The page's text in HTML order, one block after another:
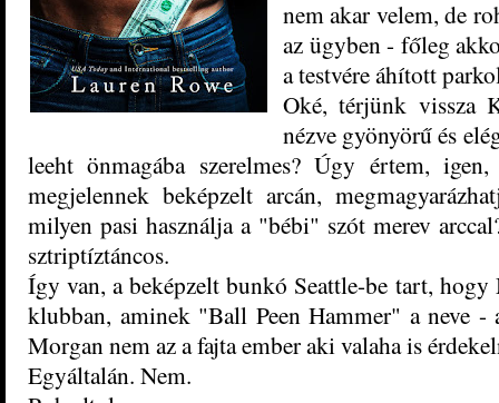
nem akar velem, de
az ügyben - főleg
a testvére áhított
Oké, térjünk vissza
nézve gyönyörű és
leeht önmagába szerelmes? Úgy értem,
megjelennek beképzelt arcán,
milyen pasi használja a "bébi" szót merev
sztriptíztáncos.
Így van, a beképzelt bunkó Seattle-be tart,
klubban, aminek "Ball Peen Hammer" a neve
Morgan nem az a fajta ember aki valaha is
Egyáltalán. Nem.